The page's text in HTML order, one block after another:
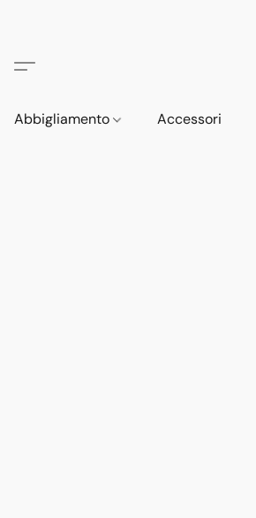
Abbigliamento Accessori